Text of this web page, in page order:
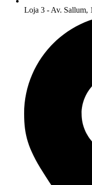
Loja 3 - Av. Sallum,